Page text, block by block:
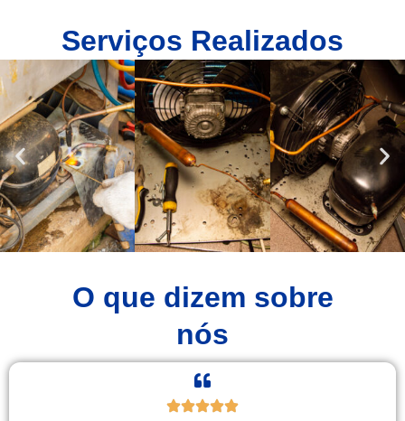
Serviços Realizados
O que dizem sobre
nós